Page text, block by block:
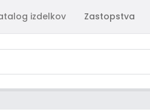
izdelkov Zastopstva